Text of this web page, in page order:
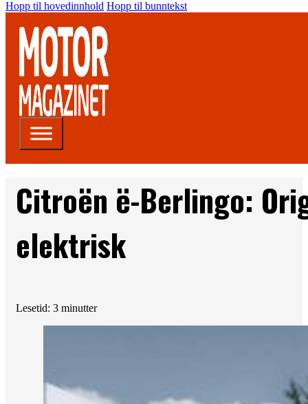
Hopp til hovedinnhold Hopp til bunntekst
Citroën ë-Berlingo:
elektrisk
Lesetid: 3 minutter